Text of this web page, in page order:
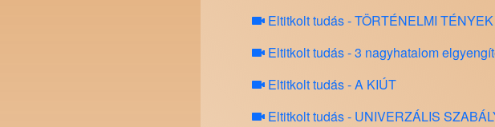
Eltitkolt tudás - TÖRTÉNELMI
Eltitkolt tudás - 3 nagyhatalom
Eltitkolt tudás - A KIÚT
Eltitkolt tudás - UNIVERZÁLIS